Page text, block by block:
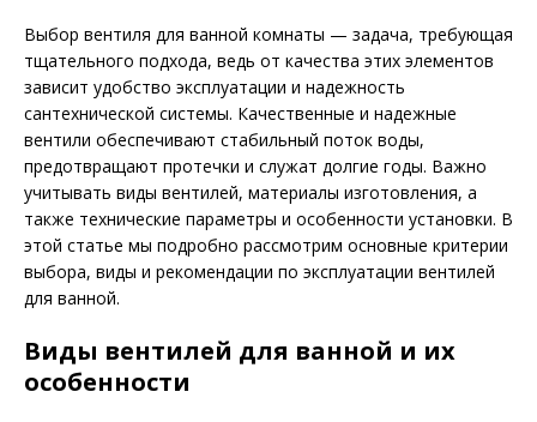
Выбор вентиля для ванной комнаты — задача, требующая
тщательного подхода, ведь от качества этих элементов
зависит удобство эксплуатации и надежность
сантехнической системы. Качественные и надежные
вентили обеспечивают стабильный поток воды,
предотвращают протечки и служат долгие годы. Важно
учитывать виды вентилей, материалы изготовления, а
также технические параметры и особенности установки. В
этой статье мы подробно рассмотрим основные критерии
выбора, виды и рекомендации по эксплуатации вентилей
для ванной.
Виды вентилей для ванной и их
особенности